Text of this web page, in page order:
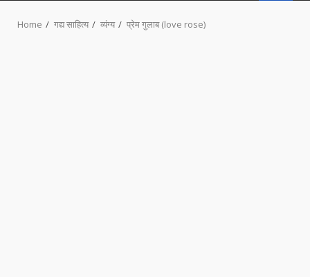
Home गद्य साहित्य व्यंग्य प्रेम गुलाब (love rose)